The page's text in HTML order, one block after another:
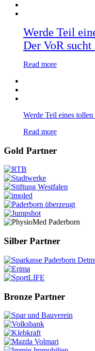
Werde Teil
Der VoR
Read more
Werde Teil eines
Read more
Gold Partner
Silber Partner
Bronze Partner